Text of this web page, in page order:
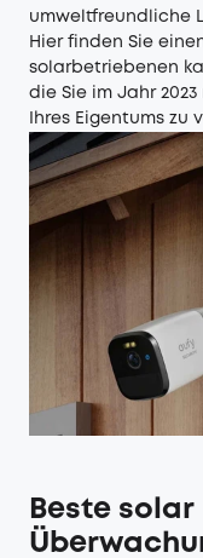
umweltfreundliche
Hier finden Sie
solarbetriebenen
die Sie im Jahr
Ihres Eigentums zu
Beste solar